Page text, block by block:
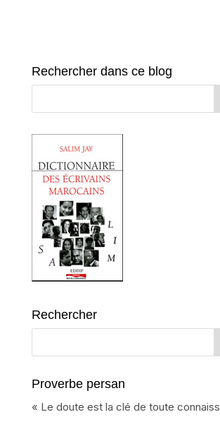
Rechercher dans ce blog
Rechercher
Proverbe persan
« Le doute est la clé de toute